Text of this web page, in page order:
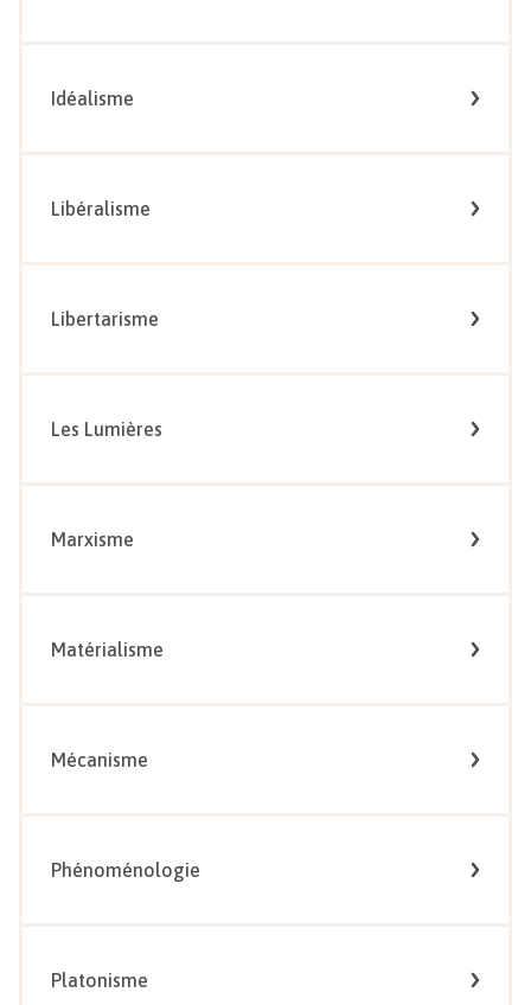
Idéalisme
Libéralisme
Libertarisme
Les Lumières
Marxisme
Matérialisme
Mécanisme
Phénoménologie
Platonisme